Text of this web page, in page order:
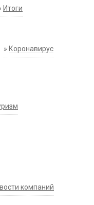
Итоги
» Коронавирус
компаний